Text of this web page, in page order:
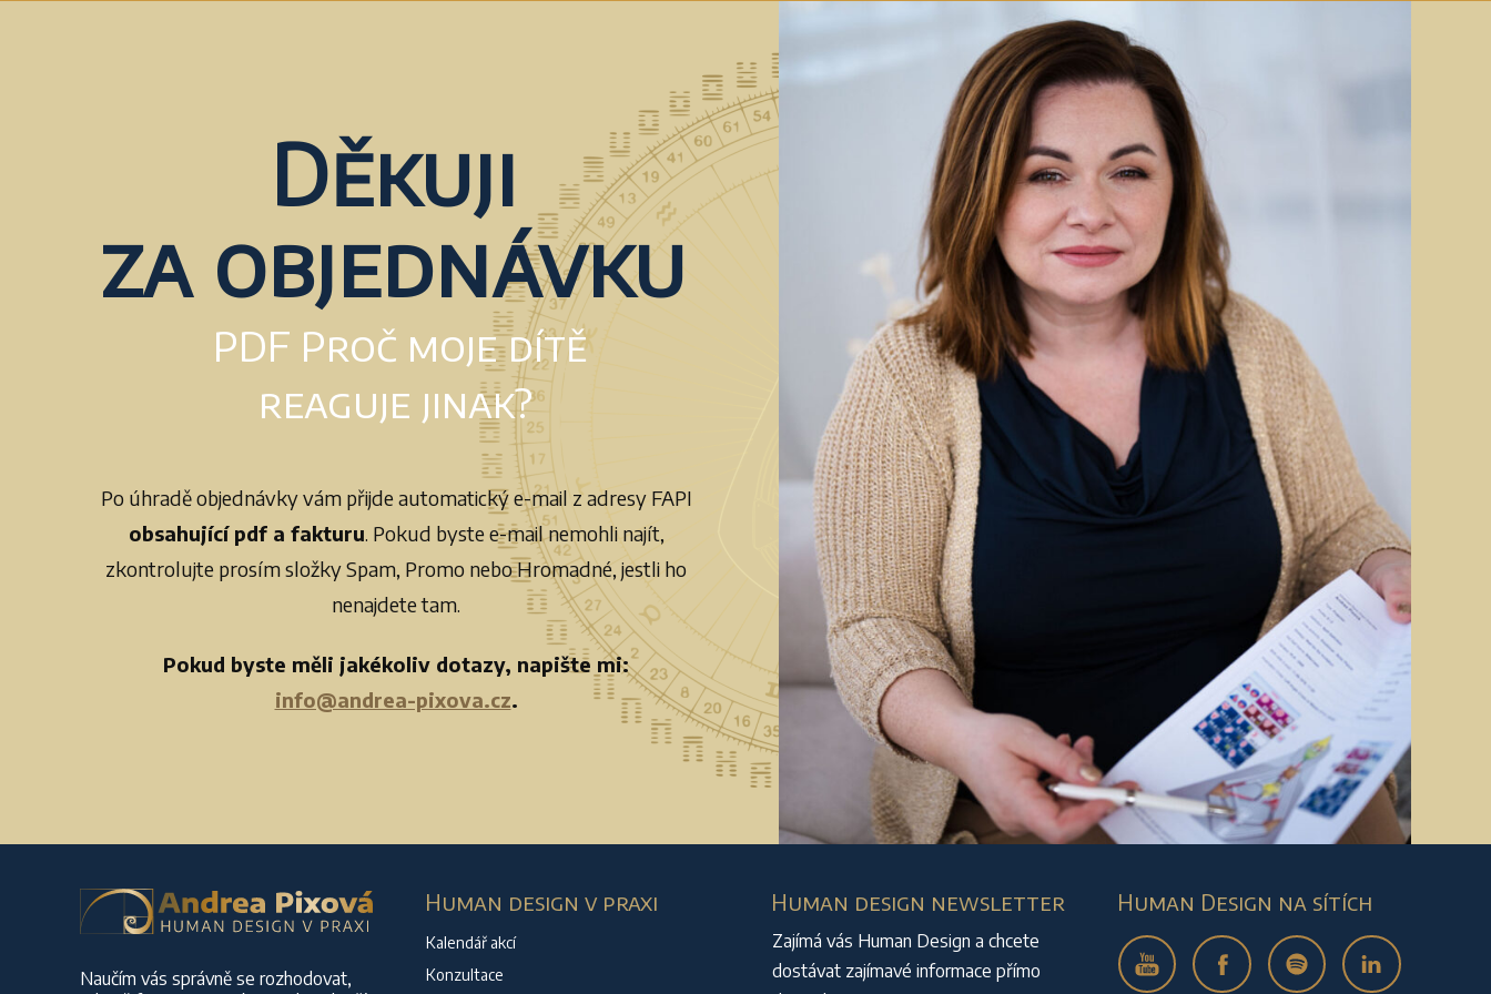
Děkuji
za objednávku
PDF Proč moje dítě
reaguje jinak?
Po úhradě objednávky vám přijde automatický e-mail z adresy FAPI
obsahující pdf a fakturu. Pokud byste e-mail nemohli najít,
zkontrolujte prosím složky Spam, Promo nebo Hromadné, jestli ho
nenajdete tam.
Pokud byste měli jakékoliv dotazy, napište mi:
info@andrea-pixova.cz.
Naučím vás správně se rozhodovat,
Human design v praxi
Kalendář akcí
Konzultace
Human design newsletter
Zajímá vás Human Design a chcete
dostávat zajímavé informace přímo
Human Design na sítích